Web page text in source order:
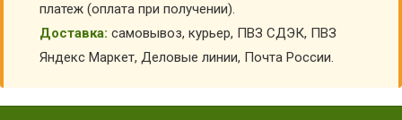
платеж (оплата при получении).
Доставка: самовывоз, курьер, ПВЗ СДЭК, ПВЗ
Яндекс Маркет, Деловые линии, Почта России.